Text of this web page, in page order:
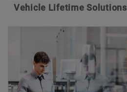
Vehicle Lifetime Solutions